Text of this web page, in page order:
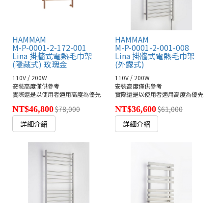
HAMMAM
M-P-0001-2-172-001
Lina 掛牆式電熱毛巾架
(隱藏式) 玫瑰金
110V / 200W
安裝高度僅供參考
實際還是以使用者適用高度為優先
NT$46,800$78,000
詳細介紹
HAMMAM
M-P-0001-2-001-008
Lina 掛牆式電熱毛巾架
(外露式)
110V / 200W
安裝高度僅供參考
實際還是以使用者適用高度為優先
NT$36,600$61,000
詳細介紹